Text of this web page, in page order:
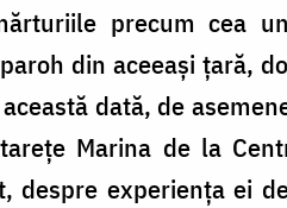
precum cea
din aceeași țară,
dată, de
Marina de la
despre experiența ei